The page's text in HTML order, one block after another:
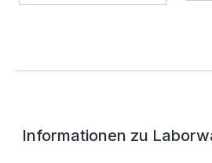
Informationen zu